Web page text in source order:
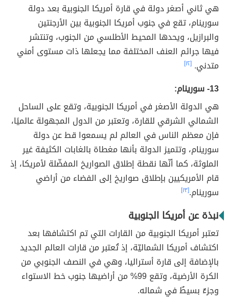
هي ثاني أصغر دولة في قارة أمريكا الجنوبية بعد دولة
سورينام، تقع في جنوب أمريكا الجنوبية بين الأرجنتين
والبرازيل، ويحدها المحيط الأطلسي من الجنوب، وتنتشر
فيها جرائم العنف المختلفة مما يجعلها ذات مستوى أمني
متدني. [١٢]
13- سورينام:
هي الدولة الأصغر في أمريكا الجنوبية، وتقع على الساحل
الشمالي الشرقي للقارة، وتعتبر من الدول المجهولة عالميًا،
فإن معظم الناس في العالم لم يسمعوا قط عن دولة
سورينام، وتتميز الدولة بأنها مغطاة بالغابات الكثيفة غير
الملوثة، كما أنّها نقطة إطلاق الصواريخ المفضّلة لأمريكا، إذ
قام الأمريكيين بإطلاق صواريخ إلى الفضاء من أراضي
سورينام.[١٣]
نبذة عن أمريكا الجنوبية
تعتبر أمريكا الجنوبية من القارات التي تم اكتشافها بعد
اكتشاف أمريكا الشماليّة، إذ تُعتبر من قارات العالم الجديد
بالإضافة إلى قارة أستراليا، وهي في النصف الجنوبي من
الكرة الأرضية، وتقع 99% من أراضيها جنوب خط الاستواء
وجزءٌ بسيطٌ في شماله.